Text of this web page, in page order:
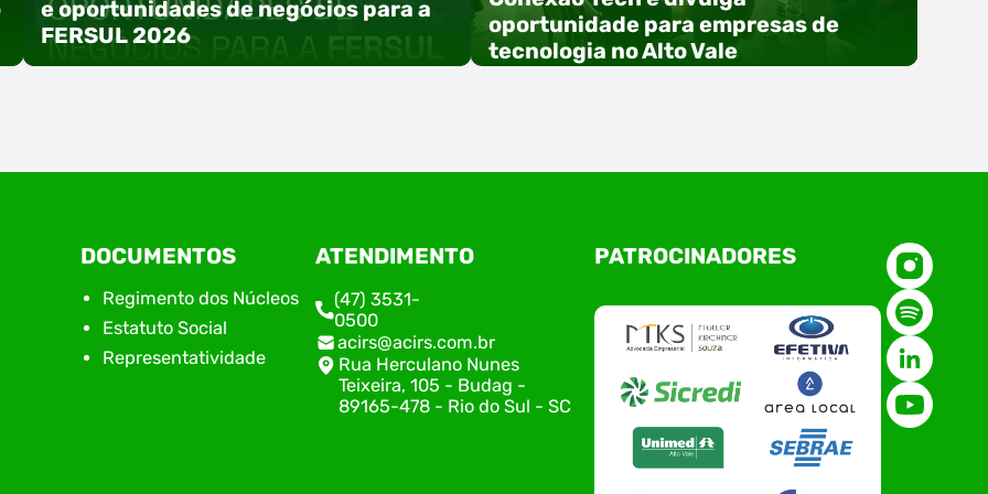
e oportunidades de negócios para a
FERSUL 2026
A 15ª FERSUL – Feira Multissetorial do Alto Vale
do Itajaí acontece nos dias 12, 13 e 14 de agosto
de 2026, no Centro de Eventos Hermann
Purnhagen, e contará com uma programação
especial voltada à tecnologia, inovação e
empreendedorismo. Durante os três dias de
feira, o Espaço Tech será um dos palcos
oportunidade para empresas de
tecnologia no Alto Vale
O Polo ACATE-ACIRS, por meio do NIAVI – Núcleo
de Tecnologia da Informação do Alto Vale do
Conexão Tech NIAVI, reunindo empresas de
tecnologia da região para uma noite de
networking, conteúdo estratégico e
apresentação de novas iniciativas para o setor.
O encontro aconteceu em Rio…
DOCUMENTOS
Regimento dos Núcleos
Estatuto Social
Representatividade
ATENDIMENTO
(47) 3531-
0500
acirs@acirs.com.br
Rua Herculano Nunes
Teixeira, 105 - Budag -
89165-478 - Rio do Sul - SC
PATROCINADORES